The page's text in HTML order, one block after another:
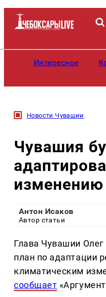
Интересное
Новости Чувашии
Чувашия
Антон Исаков
Автор статьи
Глава Чувашии
план по адаптации
климатическим
сообщает